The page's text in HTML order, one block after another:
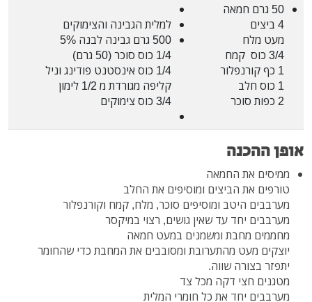
50 גרם חמאה
4 ביצים
מעט מלח
3/4 כוס קמח
1 כף קורנפלור
1 כוס חלב
2 כפות סוכר
למלית הגבינה והצימוקים
500 גרם גבינה לבנה 5%
1/4 כוס סוכר (50 גרם)
1/4 כוס אינסטנט פודינג וניל
קליפה מגורדת מ 1/2 לימון
3/4 כוס צימוקים
אופן ההכנה
ממיסים את החמאה
טורפים את הביצים ומוסיפים את החלב
מערבבים היטב ומוסיפים סוכר, מלח, קמח וקורנפלור
מערבבים יחד עד שאין גושים, רצוי במיקסר
מחממים מחבת ומשמנים במעט חמאה
יוצקים מעט מהתערובת ומסובבים את המחבת כדי שהחומר
יתפזר בצורה שווה.
מטגנים חצי דקה מכל צד
מערבבים יחד את כל חומרי המלית